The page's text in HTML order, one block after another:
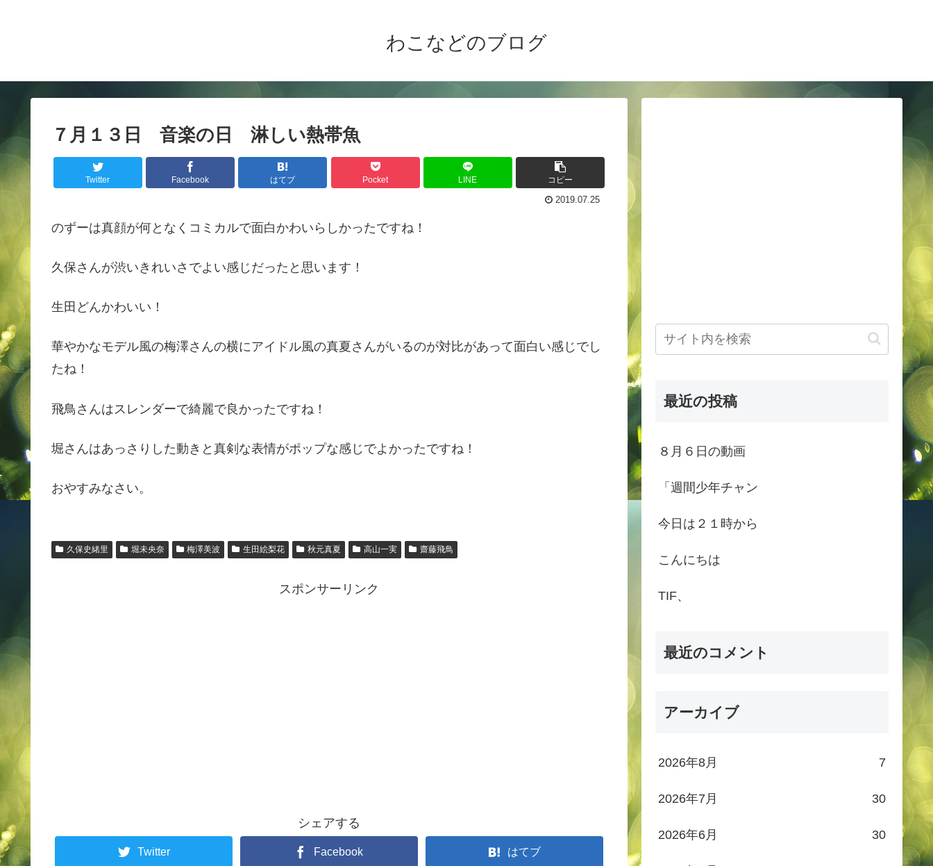
わこなどのブログ
７月１３日 音楽の日 淋しい熱帯魚
Twitter Facebook はてブ Pocket LINE コピー
2019.07.25
のずーは真顔が何となくコミカルで面白かわいらしかったですね！
久保さんが渋いきれいさでよい感じだったと思います！
生田どんかわいい！
華やかなモデル風の梅澤さんの横にアイドル風の真夏さんがいるのが対比があって面白い感じでし
たね！
飛鳥さんはスレンダーで綺麗で良かったですね！
堀さんはあっさりした動きと真剣な表情がポップな感じでよかったですね！
おやすみなさい。
久保史緒里 堀未央奈 梅澤美波 生田絵梨花 秋元真夏 高山一実 齋藤飛鳥
スポンサーリンク
シェアする
Twitter Facebook はてブ
最近の投稿
８月６日の動画
「週間少年チャン
今日は２１時から
こんにちは
TIF、
最近のコメント
アーカイブ
2026年8月 7
2026年7月 30
2026年6月 30